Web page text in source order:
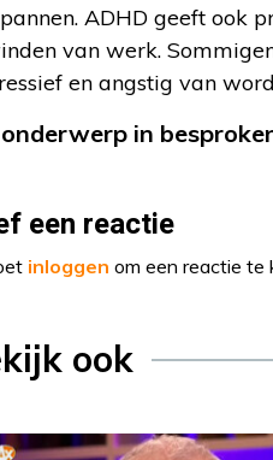
ADHD geeft ook
van werk.
en angstig van
in
een reactie
inloggen om een reactie te
ook